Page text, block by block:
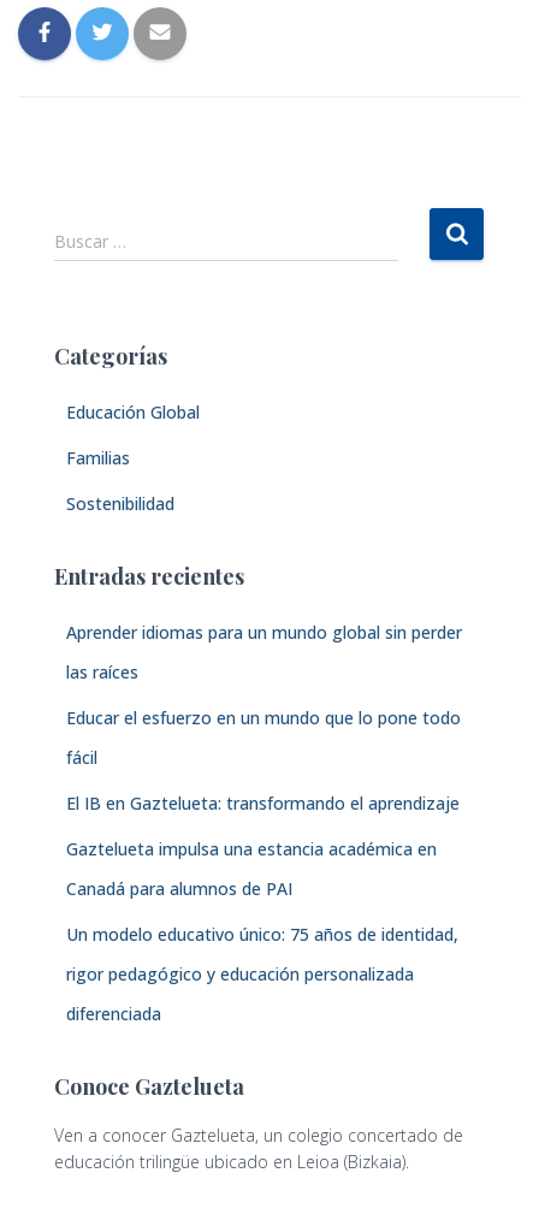
B
u
r
Buscar …
Categorías
Educación Global
Familias
Sostenibilidad
Entradas recientes
Aprender idiomas para un mundo global sin perder
las raíces
Educar el esfuerzo en un mundo que lo pone todo
fácil
El IB en Gaztelueta: transformando el aprendizaje
Gaztelueta impulsa una estancia académica en
Canadá para alumnos de PAI
Un modelo educativo único: 75 años de identidad,
rigor pedagógico y educación personalizada
diferenciada
Conoce Gaztelueta
Ven a conocer Gaztelueta, un colegio concertado de
educación trilingüe ubicado en Leioa (Bizkaia).